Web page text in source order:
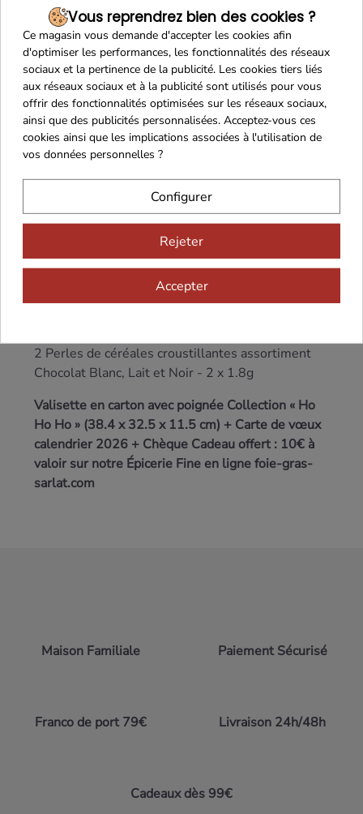
Risotto aux Légumes - 170g
Sans porc, sans alcool
Ecrasé de Courgettes à la Crème et à l’Huile
d’Olive - 90g
Sans porc, sans alcool
Plaisirs Sucrés
Croustillants Caramel au Beurre Salé - 50g
2 Nougats artisanaux tendres aux noix du Périgord
(20% AOP) et Chocolat - 2 x 10g
Douceurs Chocolatées
Cône blanc sapin de Noël assortiment Chocolat
Noir et Lait - 50g
2 Perles de céréales croustillantes assortiment
Chocolat Blanc, Lait et Noir - 2 x 1.8g
Valisette en carton avec poignée Collection « Ho
Ho Ho » (38.4 x 32.5 x 11.5 cm) + Carte de vœux
calendrier 2026 + Chèque Cadeau offert : 10€ à
valoir sur notre Épicerie Fine en ligne foie-gras-
sarlat.com
Maison Familiale Paiement Sécurisé
Franco de port 79€ Livraison 24h/48h
Cadeaux dès 99€
Vous reprendrez bien des cookies ?
Ce magasin vous demande d'accepter les cookies afin
d'optimiser les performances, les fonctionnalités des réseaux
sociaux et la pertinence de la publicité. Les cookies tiers liés
aux réseaux sociaux et à la publicité sont utilisés pour vous
offrir des fonctionnalités optimisées sur les réseaux sociaux,
ainsi que des publicités personnalisées. Acceptez-vous ces
cookies ainsi que les implications associées à l'utilisation de
vos données personnelles ?
Configurer
Rejeter
Accepter